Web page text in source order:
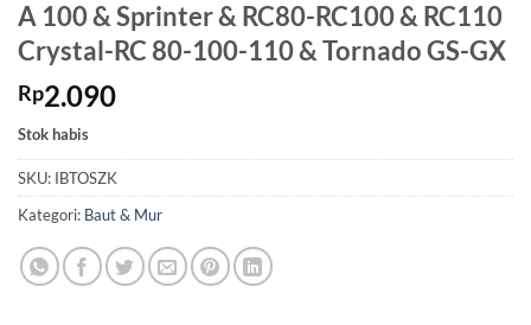
A 100 & Sprinter & RC80-RC100 & RC110
Crystal-RC 80-100-110 & Tornado GS-GX
Rp2.090
Stok habis
SKU: IBTOSZK
Kategori: Baut & Mur